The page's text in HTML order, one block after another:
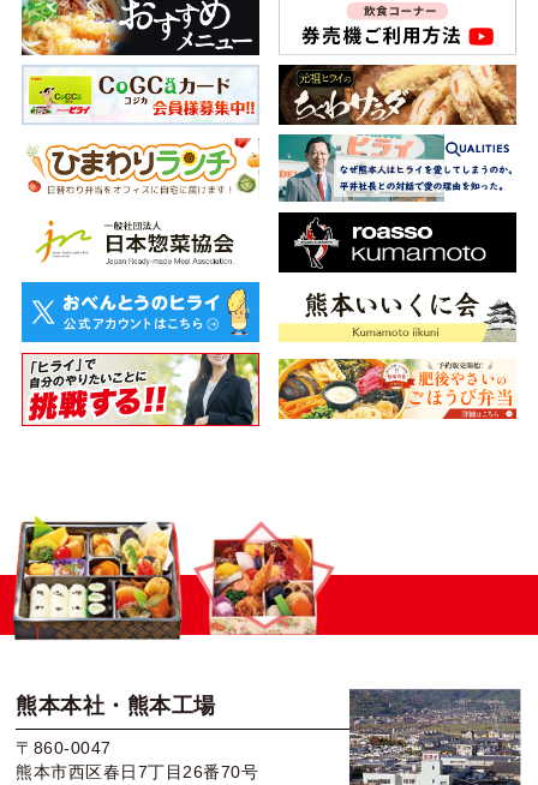
熊本本社・熊本工場
〒860-0047
熊本市西区春日7丁目26番70号